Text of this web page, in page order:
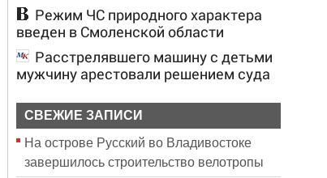
Режим ЧС природного характера
введен в Смоленской области
Расстрелявшего машину с детьми
мужчину арестовали решением суда
СВЕЖИЕ ЗАПИСИ
На острове Русский во Владивостоке
завершилось строительство велотропы